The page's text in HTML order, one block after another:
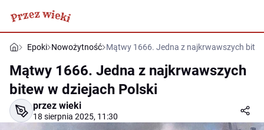
Epoki Nowożytność Mątwy 1666. Jedna z najkrwawszych
Mątwy 1666. Jedna z najkrwawszych
bitew w dziejach Polski
przez wieki
18 sierpnia 2025, 11:30